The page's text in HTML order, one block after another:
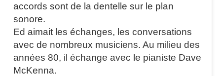
accords sont de la dentelle sur le plan
sonore.
Ed aimait les échanges, les conversations
avec de nombreux musiciens. Au milieu des
années 80, il échange avec le pianiste Dave
McKenna.